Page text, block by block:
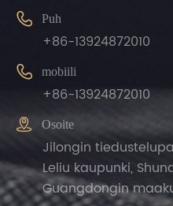
 Puh
+86-13924872010
 mobiili
+86-13924872010
 Osoite
Jilongin
Leliu kaupunki,
Guangdongin